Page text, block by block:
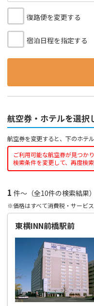
復路便を変更する
宿泊日程を指定する
航空券・ホテルを選択
航空券を変更すると、下のホテ
ご利用可能な航空券が見つか
検索条件を変更して、再度検索
1 件～（全10件の検索結果）
※価格はすべて消費税・サービ
東横INN前橋駅前